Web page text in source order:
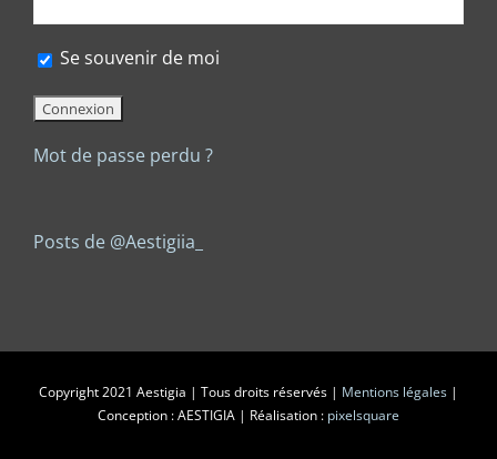
Se souvenir de moi
Mot de passe perdu ?
Posts de @Aestigiia_
Copyright 2021 Aestigia | Tous droits réservés | Mentions légales |
Conception : AESTIGIA | Réalisation : pixelsquare